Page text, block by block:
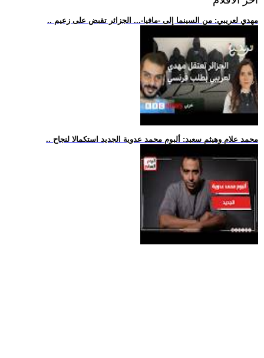
.. مهدي لعريبي: من السينما إلى -مافيا-... الجزائر تقبض على زعيم
.. محمد علام وهيثم سعيد: ألبوم محمد عدوية الجديد استكمالا لنجاح